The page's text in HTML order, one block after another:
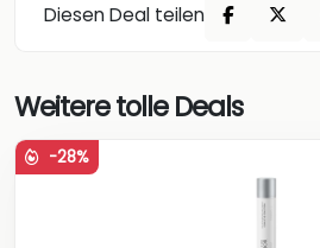
Diesen Deal teilen
Weitere tolle Deals
-28%